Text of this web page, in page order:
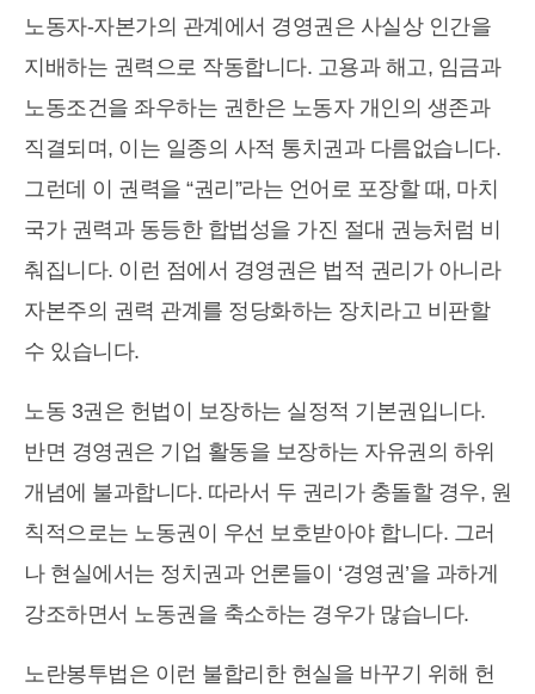
노동자-자본가의 관계에서 경영권은 사실상 인간을
지배하는 권력으로 작동합니다. 고용과 해고, 임금과
노동조건을 좌우하는 권한은 노동자 개인의 생존과
직결되며, 이는 일종의 사적 통치권과 다름없습니다.
그런데 이 권력을 “권리”라는 언어로 포장할 때, 마치
국가 권력과 동등한 합법성을 가진 절대 권능처럼 비
춰집니다. 이런 점에서 경영권은 법적 권리가 아니라
자본주의 권력 관계를 정당화하는 장치라고 비판할
수 있습니다.
노동 3권은 헌법이 보장하는 실정적 기본권입니다.
반면 경영권은 기업 활동을 보장하는 자유권의 하위
개념에 불과합니다. 따라서 두 권리가 충돌할 경우, 원
칙적으로는 노동권이 우선 보호받아야 합니다. 그러
나 현실에서는 정치권과 언론들이 ‘경영권’을 과하게
강조하면서 노동권을 축소하는 경우가 많습니다.
노란봉투법은 이런 불합리한 현실을 바꾸기 위해 헌